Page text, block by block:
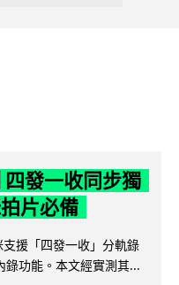
發一收同步獨
片必備
援「四發一收」分軌錄
功能。本文經實測其...